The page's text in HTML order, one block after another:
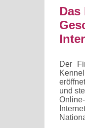
Der
und